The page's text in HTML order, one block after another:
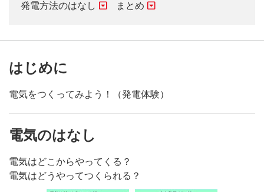
発電方法のはなし
まとめ
はじめに
電気をつくってみよう！（発電体験）
電気のはなし
電気はどこからやってくる？
電気はどうやってつくられる？